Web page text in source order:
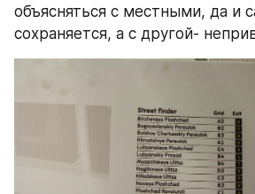
объясняться с местными, да и
сохраняется, а с другой-